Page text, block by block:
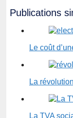
Publications
Le coût
La
La TVA